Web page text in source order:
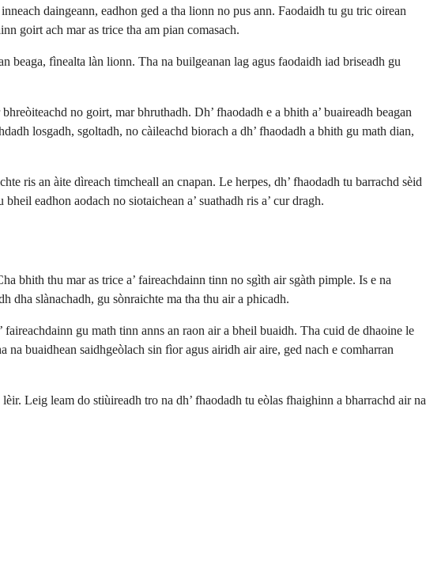
daingeann, eadhon ged a tha lionn no pus ann. Faodaidh tu gu tric oirean
goirt ach mar as trice tha am pian comasach.
beaga, fìnealta làn lionn. Tha na builgeanan lag agus faodaidh iad briseadh gu
no goirt, mar bhruthadh. Dh’ fhaodadh e a bhith a’ buaireadh beagan
losgadh, sgoltadh, no càileachd biorach a dh’ fhaodadh a bhith gu math dian,
ris an àite dìreach timcheall an cnapan. Le herpes, dh’ fhaodadh tu barrachd sèid
eadhon aodach no siotaichean a’ suathadh ris a’ cur dragh.
bhith thu mar as trice a’ faireachdainn tinn no sgìth air sgàth pimple. Is e na
dha slànachadh, gu sònraichte ma tha thu air a phicadh.
gu math tinn anns an raon air a bheil buaidh. Tha cuid de dhaoine le
buaidhean saidhgeòlach sin fìor agus airidh air aire, ged nach e comharran
Leig leam do stiùireadh tro na dh’ fhaodadh tu eòlas fhaighinn a bharrachd air na